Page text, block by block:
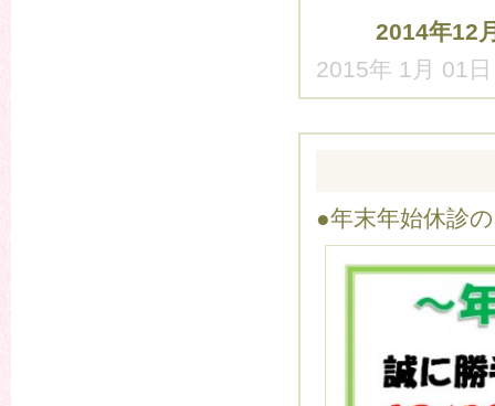
2014年12
2015年 1月 01
●年末年始休診